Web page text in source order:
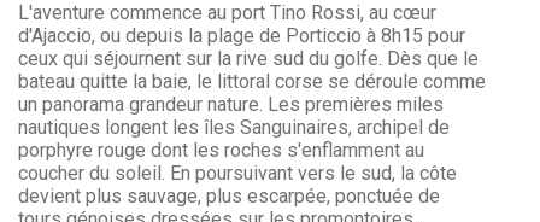
L'aventure commence au port Tino Rossi, au cœur
d'Ajaccio, ou depuis la plage de Porticcio à 8h15 pour
ceux qui séjournent sur la rive sud du golfe. Dès que le
bateau quitte la baie, le littoral corse se déroule comme
un panorama grandeur nature. Les premières miles
nautiques longent les îles Sanguinaires, archipel de
porphyre rouge dont les roches s'enflamment au
coucher du soleil. En poursuivant vers le sud, la côte
devient plus sauvage, plus escarpée, ponctuée de